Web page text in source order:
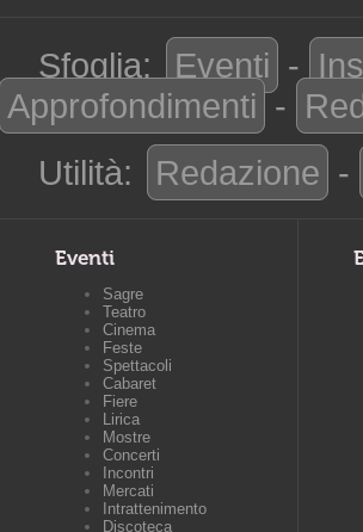
Sfoglia: Eventi -
Approfondimenti -
Utilità:
Redazione -
Eventi
Sagre
Teatro
Cinema
Feste
Spettacoli
Cabaret
Fiere
Lirica
Mostre
Concerti
Incontri
Mercati
Intrattenimento
Discoteca